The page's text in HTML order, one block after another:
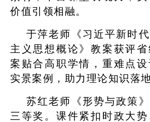
价值引领相融。
于萍老师《习近平新时
主义思想概论》教案获评
案贴合高职学情，重难点设
实景案例，助力理论知识落地
苏红老师《形势与政策
三等奖。课件紧扣时政大